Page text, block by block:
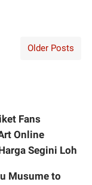
Older Posts
Fans
Online
Segini Loh
Musume to